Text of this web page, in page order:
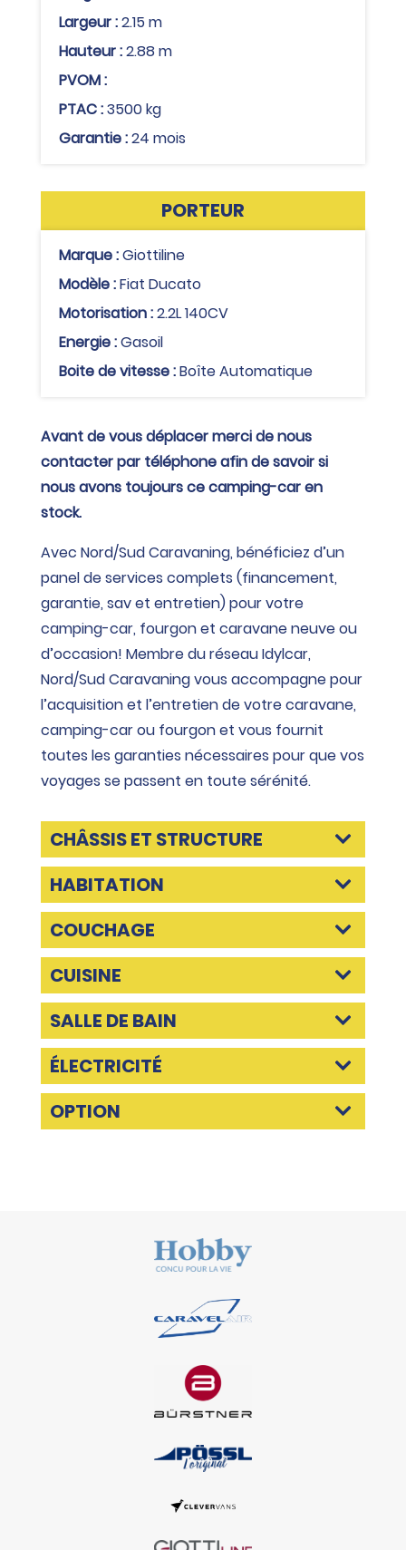
Largeur :2.15 m
Hauteur :2.88 m
PVOM :
PTAC :3500 kg
Garantie :24 mois
PORTEUR
Marque :Giottiline
Modèle :Fiat Ducato
Motorisation :2.2L 140CV
Energie :Gasoil
Boite de vitesse :Boîte Automatique
Avant de vous déplacer merci de nous
contacter par téléphone afin de savoir si
nous avons toujours ce camping-car en
stock.
Avec Nord/Sud Caravaning, bénéficiez d’un
panel de services complets (financement,
garantie, sav et entretien) pour votre
camping-car, fourgon et caravane neuve ou
d’occasion! Membre du réseau Idylcar,
Nord/Sud Caravaning vous accompagne pour
l’acquisition et l’entretien de votre caravane,
camping-car ou fourgon et vous fournit
toutes les garanties nécessaires pour que vos
voyages se passent en toute sérénité.
CHÂSSIS ET STRUCTURE
HABITATION
COUCHAGE
CUISINE
SALLE DE BAIN
ÉLECTRICITÉ
OPTION